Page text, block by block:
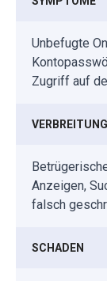
Unbefugte
Zugriff auf
Anzeigen,
falsch
SCHADEN